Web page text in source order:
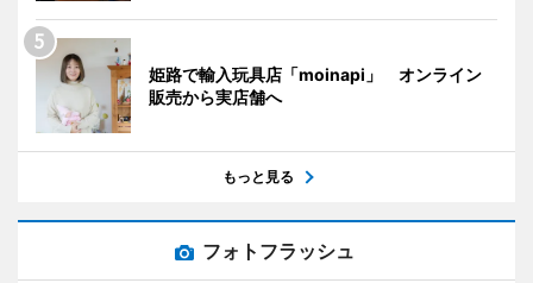
姫路で輸入玩具店「moinapi」 オンライン
販売から実店舗へ
もっと見る
フォトフラッシュ